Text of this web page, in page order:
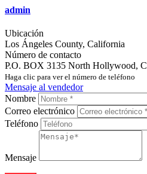
admin
Ubicación
Los Ángeles County, California
Número de contacto
P.O. BOX 3135 North Hollywood,
Haga clic para ver el número de teléfono
Mensaje al vendedor
Nombre
Correo electrónico
Teléfono
Mensaje